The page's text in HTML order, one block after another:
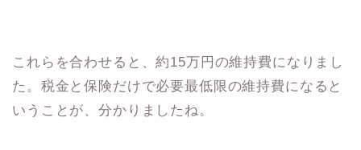
これらを合わせると、約15万円の維持費になりまし
た。税金と保険だけで必要最低限の維持費になると
いうことが、分かりましたね。